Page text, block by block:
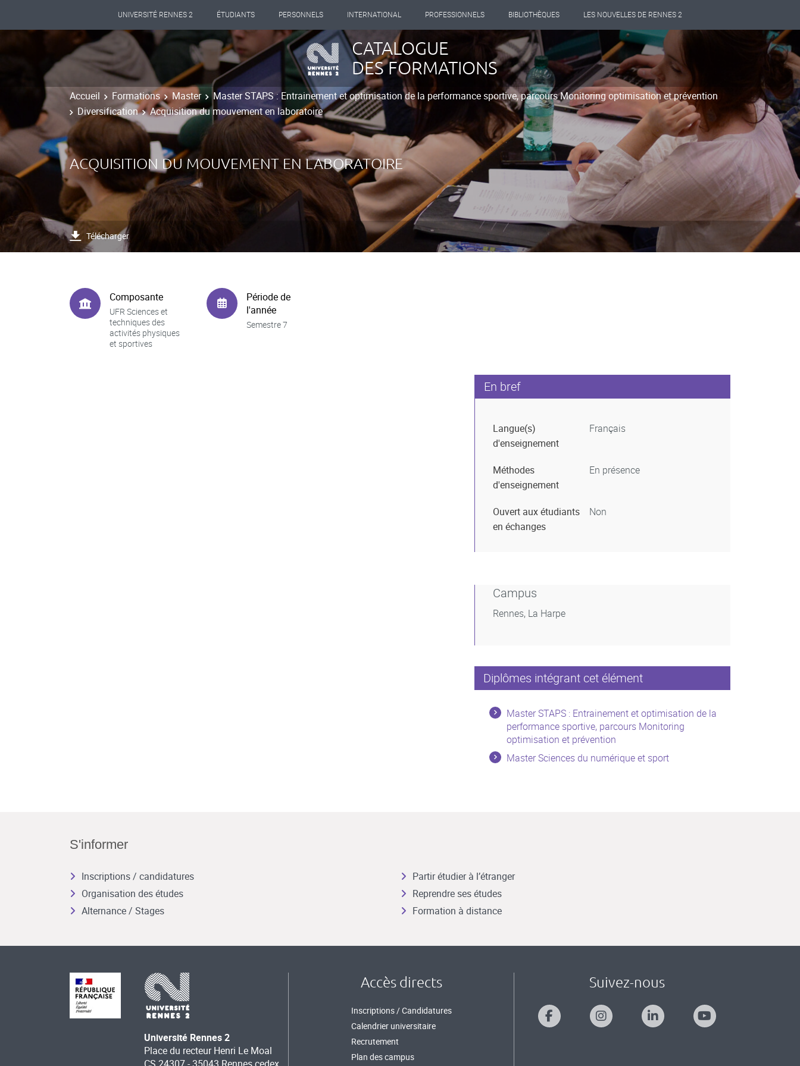
UNIVERSITÉ RENNES 2 ÉTUDIANTS PERSONNELS INTERNATIONAL PROFESSIONNELS BIBLIOTHÈQUES LES NOUVELLES DE RENNES 2
CATALOGUE
DES FORMATIONS
Accueil Formations Master
Master STAPS : Entrainement et optimisation de la performance sportive, parcours Monitoring optimisation et prévention
Diversification
Acquisition du mouvement en laboratoire
ACQUISITION DU MOUVEMENT EN LABORATOIRE
Télécharger
Composante
UFR Sciences et
techniques des
activités physiques
et sportives
Période de
l'année
Semestre 7
En bref
Langue(s)
d'enseignement
Français
Méthodes
d'enseignement
En présence
Ouvert aux étudiants
en échanges
Non
Campus
Rennes, La Harpe
Diplômes intégrant cet élément
Master STAPS : Entrainement et optimisation de la
performance sportive, parcours Monitoring
optimisation et prévention
Master Sciences du numérique et sport
S'informer
Inscriptions / candidatures
Organisation des études
Alternance / Stages
Partir étudier à l’étranger
Reprendre ses études
Formation à distance
Université Rennes 2
Place du recteur Henri Le Moal
CS 24307 - 35043 Rennes cedex
Accès directs
Inscriptions / Candidatures
Calendrier universitaire
Recrutement
Plan des campus
Suivez-nous